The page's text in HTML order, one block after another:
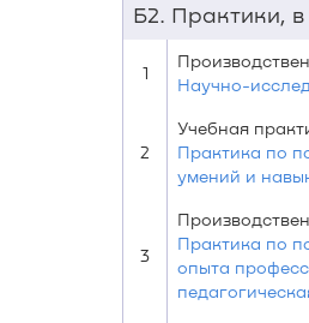
Б2. Практики,
1
Научно-
2
Учебная
Практика по
умений и
3
Практика по
опыта